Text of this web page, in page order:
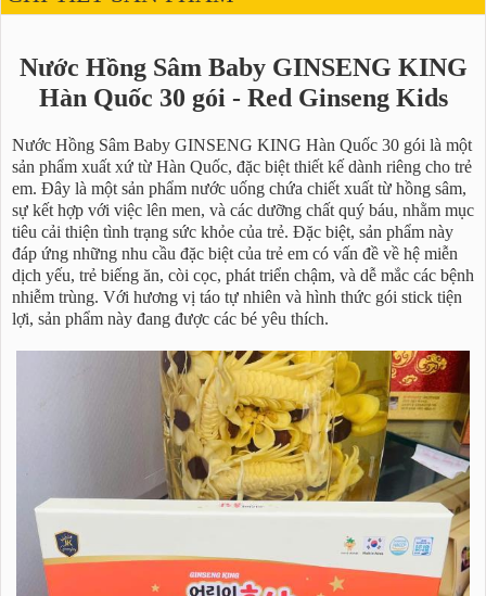
Nước Hồng Sâm Baby GINSENG KING
Hàn Quốc 30 gói - Red Ginseng Kids
Nước Hồng Sâm Baby GINSENG KING Hàn Quốc 30 gói là một
sản phẩm xuất xứ từ Hàn Quốc, đặc biệt thiết kế dành riêng cho trẻ
em. Đây là một sản phẩm nước uống chứa chiết xuất từ hồng sâm,
sự kết hợp với việc lên men, và các dưỡng chất quý báu, nhằm mục
tiêu cải thiện tình trạng sức khỏe của trẻ. Đặc biệt, sản phẩm này
đáp ứng những nhu cầu đặc biệt của trẻ em có vấn đề về hệ miễn
dịch yếu, trẻ biếng ăn, còi cọc, phát triển chậm, và dễ mắc các bệnh
nhiễm trùng. Với hương vị táo tự nhiên và hình thức gói stick tiện
lợi, sản phẩm này đang được các bé yêu thích.